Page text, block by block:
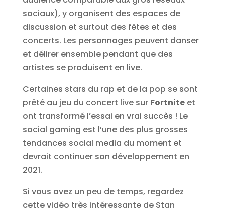
sociaux), y organisent des espaces de
discussion et surtout des fêtes et des
concerts. Les personnages peuvent danser
et délirer ensemble pendant que des
artistes se produisent en live.
Certaines stars du rap et de la pop se sont
prêté au jeu du concert live sur Fortniteet
ont transformé l’essai en vrai succès ! Le
social gaming est l’une des plus grosses
tendances social media du moment et
devrait continuer son développement en
2021.
Si vous avez un peu de temps, regardez
cette vidéo très intéressante de Stan